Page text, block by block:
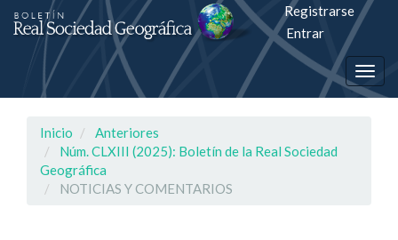
Salto
rápiso
a
página
Registrarse
Entrar
Inicio
Anteriores
Núm. CLXIII (2025): Boletín de la Real Sociedad
Geográfica
NOTICIAS Y COMENTARIOS